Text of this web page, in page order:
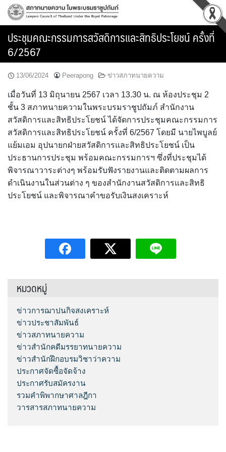
Skip
ประชุมคณะกรรมการสวัสดิการและสิทธิประโยชน์ ครั้งที่
6/2567
13/06/2024 Peerapong ข่าวสภาทนายความ
เมื่อวันที่ 13 มิถุนายน 2567 เวลา 13.30 น. ณ ห้องประชุม 2
ชั้น 3 สภาทนายความในพระบรมราชูปถัมภ์ สำนักงาน
สวัสดิการและสิทธิประโยชน์ ได้จัดการประชุมคณะกรรมการ
สวัสดิการและสิทธิประโยชน์ ครั้งที่ 6/2567 โดยมี นายไพบูลย์
แย้มเอม อุปนายกฝ่ายสวัสดิการและสิทธิประโยชน์ เป็น
ประธานการประชุม พร้อมคณะกรรมการฯ ซึ่งที่ประชุมได้
พิจารณาวาระต่างๆ พร้อมรับฟังรายงานและติดตามผลการ
ดำเนินงานในส่วนต่าง ๆ ของสำนักงานสวัสดิการและสิทธิ
ประโยชน์ และพิจารณาคำขอรับเงินสงเคราะห์
หมวดหมู่
ข่าวการฌาปนกิจสงเคราะห์
ข่าวประชาสัมพันธ์
ข่าวสภาทนายความ
ข่าวสำนักคดีมรรยาทนายความ
ข่าวสำนักฝึกอบรมวิชาว่าความ
ประกาศจัดซื้อจัดจ้าง
ประกาศรับสมัครงาน
รวมคำพิพากษาศาลฎีกา
วารสารสภาทนายความ